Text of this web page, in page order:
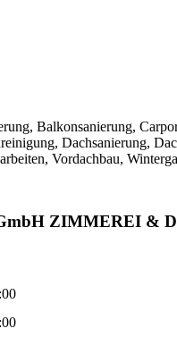
Balkonsanierung,
Dachsanierung,
Vordachbau,
ZIMMEREI &